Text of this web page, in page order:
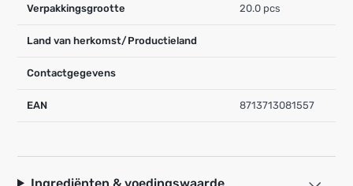
Verpakkingsgrootte 20.0 pcs
Land van herkomst/Productieland
Contactgegevens
EAN 8713713081557
Ingrediënten & voedingswaarde